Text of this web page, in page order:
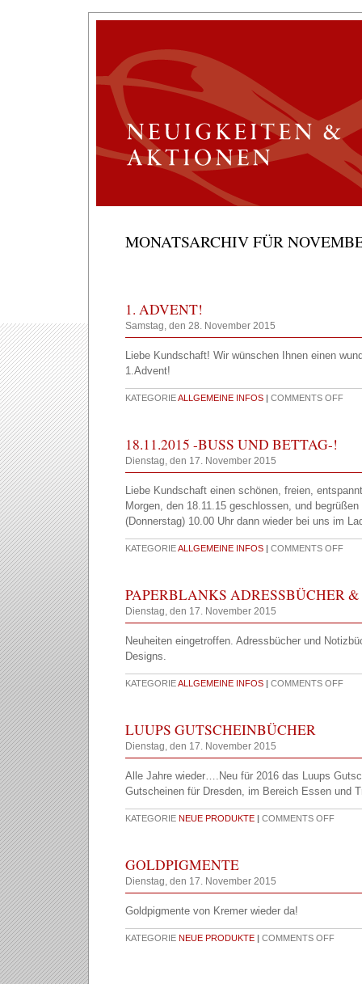
MONATSARCHIV FÜR
1. ADVENT!
Samstag, den 28. November 2015
Liebe Kundschaft! Wir wünschen Ihnen einen
1.Advent!
KATEGORIEALLGEMEINE INFOS | COMMENTS OFF
18.11.2015 -BUSS UND BETTAG-!
Dienstag, den 17. November 2015
Liebe Kundschaft einen schönen, freien,
Morgen, den 18.11.15 geschlossen, und
(Donnerstag) 10.00 Uhr dann wieder bei uns im
KATEGORIEALLGEMEINE INFOS | COMMENTS OFF
PAPERBLANKS ADRESSBÜCHER
Dienstag, den 17. November 2015
Neuheiten eingetroffen. Adressbücher und
Designs.
KATEGORIEALLGEMEINE INFOS | COMMENTS OFF
LUUPS GUTSCHEINBÜCHER
Dienstag, den 17. November 2015
Alle Jahre wieder….Neu für 2016 das Luups
Gutscheinen für Dresden, im Bereich Essen und
KATEGORIE NEUE PRODUKTE | COMMENTS OFF
GOLDPIGMENTE
Dienstag, den 17. November 2015
Goldpigmente von Kremer wieder da!
KATEGORIE NEUE PRODUKTE | COMMENTS OFF